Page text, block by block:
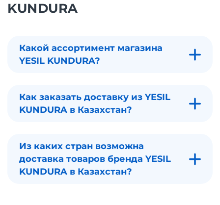
KUNDURA
Какой ассортимент магазина
YESIL KUNDURA?
Как заказать доставку из YESIL
KUNDURA в Казахстан?
Из каких стран возможна
доставка товаров бренда YESIL
KUNDURA в Казахстан?